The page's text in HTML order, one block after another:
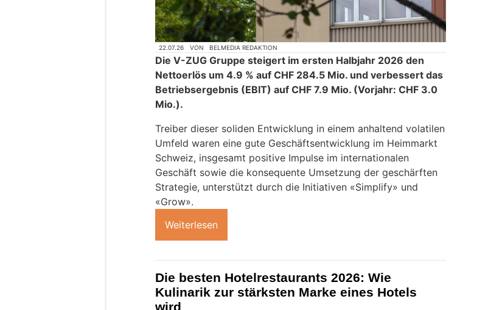
22.07.26 VON BELMEDIA REDAKTION
Die V-ZUG Gruppe steigert im ersten Halbjahr 2026 den
Nettoerlös um 4.9 % auf CHF 284.5 Mio. und verbessert das
Betriebsergebnis (EBIT) auf CHF 7.9 Mio. (Vorjahr: CHF 3.0
Mio.).
Treiber dieser soliden Entwicklung in einem anhaltend volatilen
Umfeld waren eine gute Geschäftsentwicklung im Heimmarkt
Schweiz, insgesamt positive Impulse im internationalen
Geschäft sowie die konsequente Umsetzung der geschärften
Strategie, unterstützt durch die Initiativen «Simplify» und
«Grow».
Weiterlesen
Die besten Hotelrestaurants 2026: Wie
Kulinarik zur stärksten Marke eines Hotels
wird